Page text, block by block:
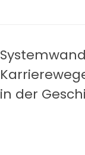
in der